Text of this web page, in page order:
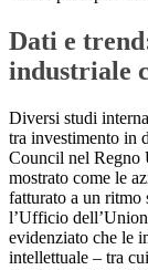
Dati e
industriale
Diversi studi
tra investimento in
Council nel Regno
mostrato come le
fatturato a un ritmo
l’Ufficio
evidenziato che le
intellettuale – tra